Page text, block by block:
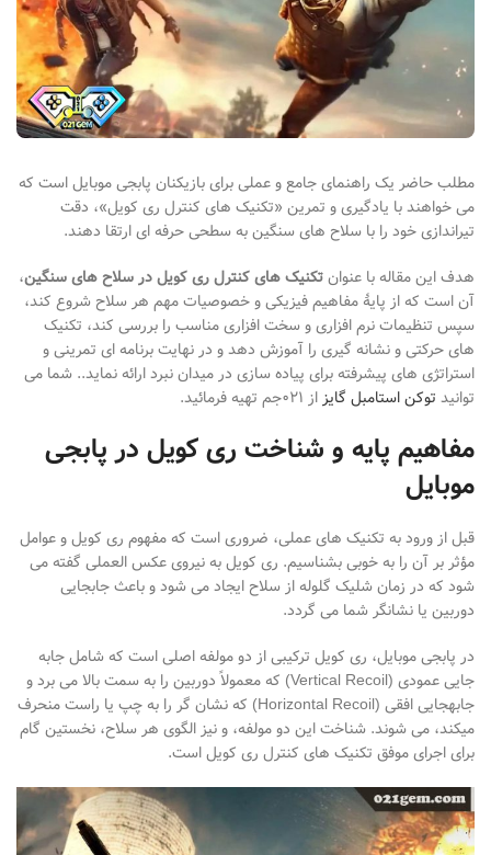
مطلب حاضر یک راهنمای جامع و عملی برای بازیکنان پابجی موبایل است که
میخواهند با یادگیری و تمرین «تکنیک های کنترل ری کویل»، دقت
تیراندازی خود را با سلاح های سنگین به سطحی حرفه ای ارتقا دهند.
هدف این مقاله با عنوانتکنیک های کنترل ری کویل در سلاح های سنگین،
آن است که از پایهٔ مفاهیم فیزیکی و خصوصیات مهم هر سلاح شروع کند،
سپس تنظیمات نرمافزاری و سختافزاری مناسب را بررسی کند، تکنیک
های حرکتی و نشانه گیری را آموزش دهد و در نهایت برنامه ای تمرینی و
استراتژی های پیشرفته برای پیادهسازی در میدان نبرد ارائه نماید.. شما می
توانید توکن استامبل گایز از ۰۲۱جم تهیه فرمائید.
مفاهیم پایه و شناخت ری کویل در پابجی
موبایل
قبل از ورود به تکنیک های عملی، ضروری است که مفهوم ری کویل و عوامل
مؤثر بر آن را به خوبی بشناسیم. ری کویل به نیروی عکسالعملی گفته می
شود که در زمان شلیک گلوله از سلاح ایجاد میشود و باعث جابجایی
دوربین یا نشانگر شما می گردد.
در پابجی موبایل، ری کویل ترکیبی از دو مولفه اصلی است که شاملجابه
جایی عمودی (Vertical Recoil) که معمولاً دوربین را به سمت بالا میبرد و
جابهجایی افقی (Horizontal Recoil) که نشان گر را به چپ یا راست منحرف
میکند، می شوند. شناخت این دو مولفه، و نیز الگوی هر سلاح، نخستین گام
برای اجرای موفق تکنیک های کنترل ری کویل است.